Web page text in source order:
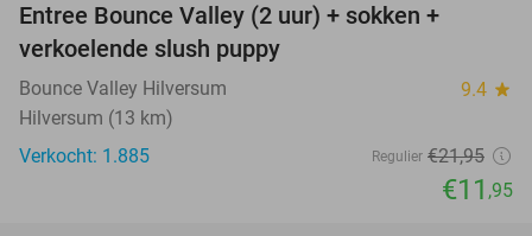
Entree Bounce Valley (2 uur) + sokken +
verkoelende slush puppy
Bounce Valley Hilversum 9.4 star
Hilversum (13 km)
Verkocht: 1.885
Regulier €21,95
€11 ,95